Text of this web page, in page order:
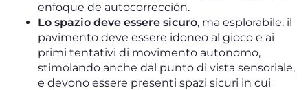
enfoque de autocorrección.
Lo spazio deve essere sicuro, ma esplorabile: il
pavimento deve essere idoneo al gioco e ai
primi tentativi di movimento autonomo,
stimolando anche dal punto di vista sensoriale,
e devono essere presenti spazi sicuri in cui